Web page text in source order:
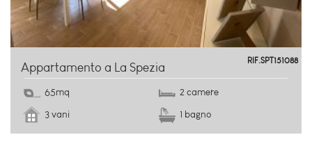
Appartamento a La Spezia RIF.SPT151088
65mq
2 camere
3 vani
1 bagno